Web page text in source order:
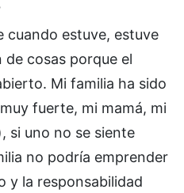
cuando estuve, estuve
cosas porque el
Mi familia ha sido
fuerte, mi mamá, mi
si uno no se siente
no podría emprender
y la responsabilidad